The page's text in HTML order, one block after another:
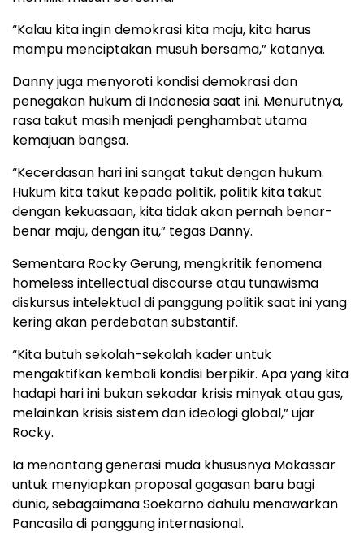
“Kalau kita ingin demokrasi kita maju, kita harus
mampu menciptakan musuh bersama,” katanya.
Danny juga menyoroti kondisi demokrasi dan
penegakan hukum di Indonesia saat ini. Menurutnya,
rasa takut masih menjadi penghambat utama
kemajuan bangsa.
“Kecerdasan hari ini sangat takut dengan hukum.
Hukum kita takut kepada politik, politik kita takut
dengan kekuasaan, kita tidak akan pernah benar-
benar maju, dengan itu,” tegas Danny.
Sementara Rocky Gerung, mengkritik fenomena
homeless intellectual discourse atau tunawisma
diskursus intelektual di panggung politik saat ini yang
kering akan perdebatan substantif.
“Kita butuh sekolah-sekolah kader untuk
mengaktifkan kembali kondisi berpikir. Apa yang kita
hadapi hari ini bukan sekadar krisis minyak atau gas,
melainkan krisis sistem dan ideologi global,” ujar
Rocky.
Ia menantang generasi muda khususnya Makassar
untuk menyiapkan proposal gagasan baru bagi
dunia, sebagaimana Soekarno dahulu menawarkan
Pancasila di panggung internasional.